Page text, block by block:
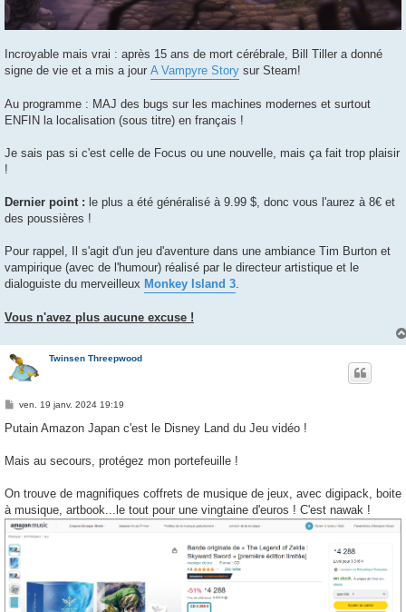
Incroyable mais vrai : après 15 ans de mort cérébrale, Bill Tiller a donné
signe de vie et a mis a jour A Vampyre Story sur Steam!
Au programme : MAJ des bugs sur les machines modernes et surtout
ENFIN la localisation (sous titre) en français !
Je sais pas si c'est celle de Focus ou une nouvelle, mais ça fait trop plaisir
!
Dernier point : le plus a été généralisé à 9.99 $, donc vous l'aurez à 8€ et
des poussières !
Pour rappel, Il s'agit d'un jeu d'aventure dans une ambiance Tim Burton et
vampirique (avec de l'humour) réalisé par le directeur artistique et le
dialoguiste du merveilleux Monkey Island 3.
Vous n'avez plus aucune excuse !
Twinsen Threepwood
M
s
g
ven. 19 janv. 2024 19:19
Putain Amazon Japan c'est le Disney Land du Jeu vidéo !
Mais au secours, protégez mon portefeuille !
On trouve de magnifiques coffrets de musique de jeux, avec digipack, boite
à musique, artbook...le tout pour une vingtaine d'euros ! C'est nawak !